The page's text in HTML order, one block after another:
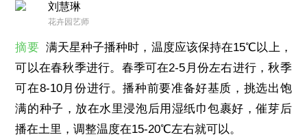
刘慧琳
花卉园艺师
摘要 满天星种子播种时，温度应该保持在15℃以上，
可以在春秋季进行。春季可在2-5月份左右进行，秋季
可在8-10月份进行。播种前要准备好基质，挑选出饱
满的种子，放在水里浸泡后用湿纸巾包裹好，催芽后
播在土里，调整温度在15-20℃左右就可以。